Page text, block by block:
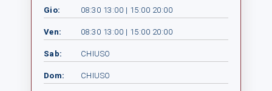
Gio: 08:30 13:00 | 15:00 20:00
Ven: 08:30 13:00 | 15:00 20:00
Sab: CHIUSO
Dom: CHIUSO